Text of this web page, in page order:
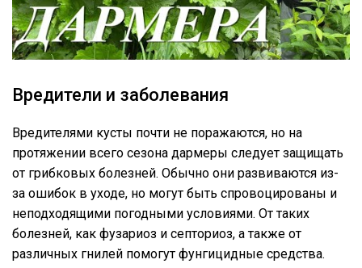
Вредители и заболевания
Вредителями кусты почти не поражаются, но на
протяжении всего сезона дармеры следует защищать
от грибковых болезней. Обычно они развиваются из-
за ошибок в уходе, но могут быть спровоцированы и
неподходящими погодными условиями. От таких
болезней, как фузариоз и септориоз, а также от
различных гнилей помогут фунгицидные средства.